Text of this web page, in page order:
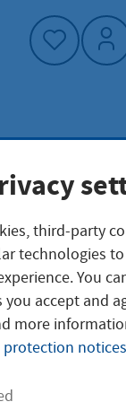
online
third-party
technologies
You
you accept and
more
protection notices